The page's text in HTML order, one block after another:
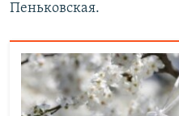
Пеньковская.